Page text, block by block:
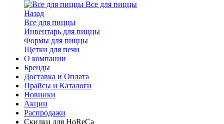
Все для пиццы
Назад
Все для пиццы
Инвентарь для пиццы
Формы для пиццы
Щетки для печи
О компании
Бренды
Доставка и Оплата
Прайсы и Каталоги
Новинки
Акции
Распродажи
Скидки для HoReCa